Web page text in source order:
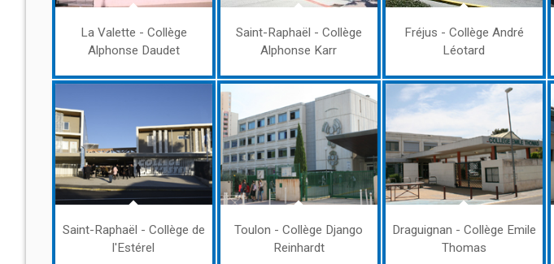
La Valette - Collège
Alphonse Daudet
Saint-Raphaël - Collège
Alphonse Karr
Fréjus - Collège André
Léotard
Saint-Raphaël - Collège de
l'Estérel
Toulon - Collège Django
Reinhardt
Draguignan - Collège Emile
Thomas